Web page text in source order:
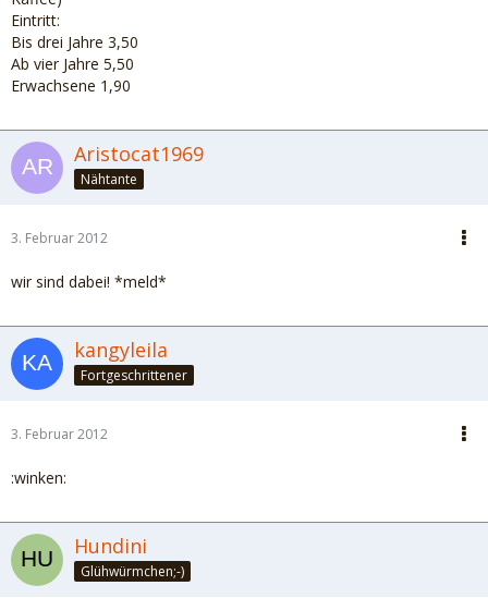
Eintritt:
Bis drei Jahre 3,50
Ab vier Jahre 5,50
Erwachsene 1,90
Aristocat1969
Nähtante
3. Februar 2012
wir sind dabei! *meld*
kangyleila
Fortgeschrittener
3. Februar 2012
:winken:
Hundini
Glühwürmchen;-)